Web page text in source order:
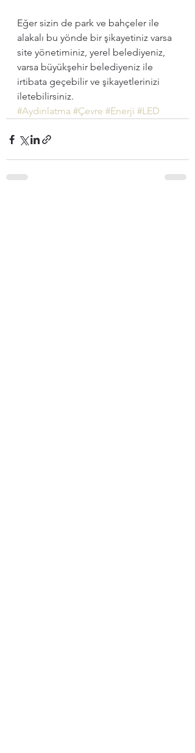
Eğer sizin de park ve bahçeler ile
alakalı bu yönde bir şikayetiniz varsa
site yönetiminiz, yerel belediyeniz,
varsa büyükşehir belediyeniz ile
irtibata geçebilir ve şikayetlerinizi
iletebilirsiniz.
#Aydınlatma #Çevre #Enerji #LED